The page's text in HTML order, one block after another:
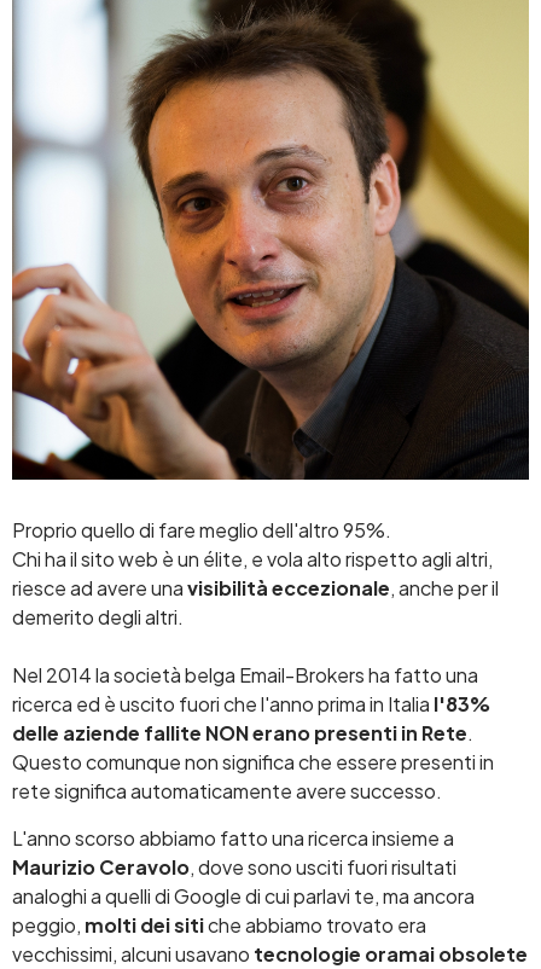
Proprio quello di fare meglio dell'altro 95%.
Chi ha il sito web è un élite, e vola alto rispetto agli altri,
riesce ad avere unavisibilità eccezionale, anche per il
demerito degli altri.
Nel 2014 la società belga Email-Brokers ha fatto una
ricerca ed è uscito fuori che l'anno prima in Italia l'83%
delle aziende fallite NON erano presenti in Rete.
Questo comunque non significa che essere presenti in
rete significa automaticamente avere successo.
L'anno scorso abbiamo fatto una ricerca insieme a
Maurizio Ceravolo, dove sono usciti fuori risultati
analoghi a quelli di Google di cui parlavi te, ma ancora
peggio, molti dei sitiche abbiamo trovato era
vecchissimi, alcuni usavano tecnologie oramai obsolete